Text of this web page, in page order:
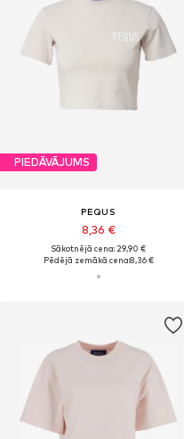
PIEDĀVĀJUMS
PEQUS
8,36 €
Sākotnējā cena: 29,90 €
Pēdējā zemākā cena:8,36 €